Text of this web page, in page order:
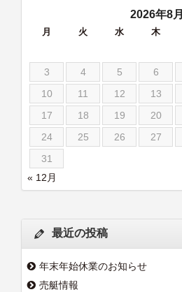
2026年8月
月 火 水 木
3
4 5 6
10
11 12 13
17
18 19 20
24
25 26 27
31
« 12月
最近の投稿
年末年始休業のお知らせ
売艇情報